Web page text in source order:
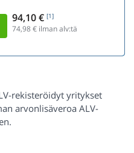
94,10 € [1]
74,98€ ilman alv:tä
rekisteröidyt yritykset
arvonlisäveroa ALV-